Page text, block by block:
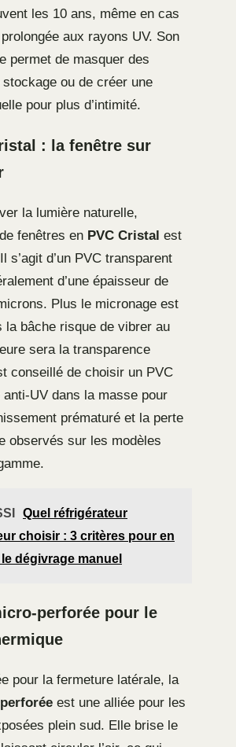
les 10 ans, même en cas
aux rayons UV. Son
permet de masquer des
ou de créer une
pour plus d’intimité.
: la fenêtre sur
la lumière naturelle,
fenêtres en PVC Cristal est
s’agit d’un PVC transparent
d’une épaisseur de
Plus le micronage est
la bâche risque de vibrer au
sera la transparence
conseillé de choisir un PVC
UV dans la masse pour
prématuré et la perte
observés sur les modèles
Quel réfrigérateur
choisir : 3 critères pour en
dégivrage manuel
perforée pour le
pour la fermeture latérale, la
est une alliée pour les
plein sud. Elle brise le